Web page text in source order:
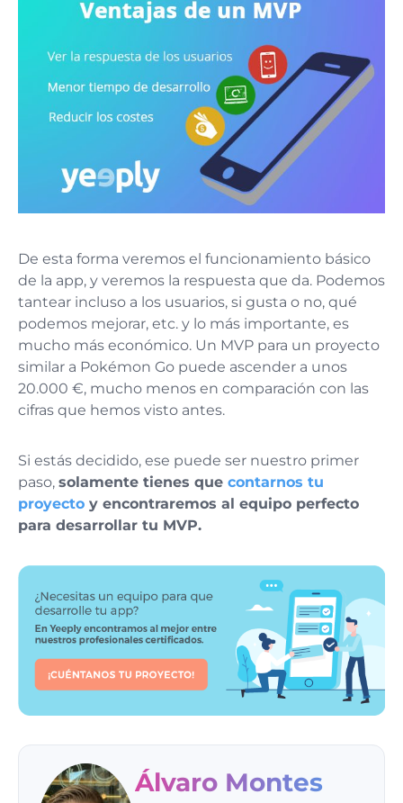
De esta forma veremos el funcionamiento básico
de la app, y veremos la respuesta que da. Podemos
tantear incluso a los usuarios, si gusta o no, qué
podemos mejorar, etc. y lo más importante, es
mucho más económico. Un MVP para un proyecto
similar a Pokémon Go puede ascender a unos
20.000 €, mucho menos en comparación con las
cifras que hemos visto antes.
Si estás decidido, ese puede ser nuestro primer
paso, solamente tienes que contarnos tu
proyecto y encontraremos al equipo perfecto
para desarrollar tu MVP.
Álvaro Montes